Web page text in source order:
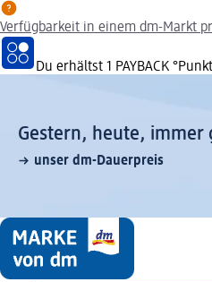
Verfügbarkeit in einem dm-Markt
Du erhältst 1 PAYBACK °Punkt
Gestern, heute, immer
unser dm-Dauerpreis